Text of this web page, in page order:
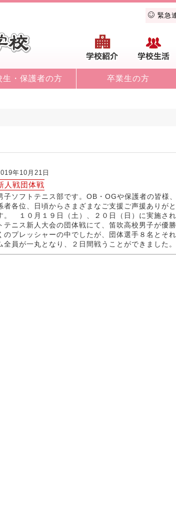
緊急
学校紹介
生・保護者の方 卒業生の方
年10月21日
人戦団体戦
子ソフトテニス部です。OB・OGや保護者の皆様
者各位、日頃からさまざまなご支援ご声援ありが
。 １０月１９日（土）、２０日（日）に実施さ
テニス新人大会の団体戦にて、笛吹高校男子が優
のプレッシャーの中でしたが、団体選手８名とそ
全員が一丸となり、２日間戦うことができました